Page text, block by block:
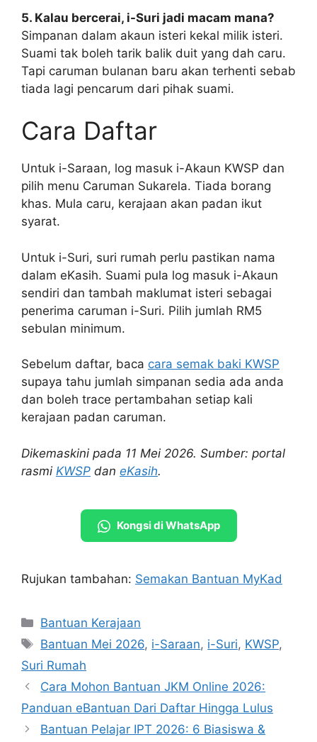
5. Kalau bercerai, i-Suri jadi macam mana?
Simpanan dalam akaun isteri kekal milik isteri.
Suami tak boleh tarik balik duit yang dah caru.
Tapi caruman bulanan baru akan terhenti sebab
tiada lagi pencarum dari pihak suami.
Cara Daftar
Untuk i-Saraan, log masuk i-Akaun KWSP dan
pilih menu Caruman Sukarela. Tiada borang
khas. Mula caru, kerajaan akan padan ikut
syarat.
Untuk i-Suri, suri rumah perlu pastikan nama
dalam eKasih. Suami pula log masuk i-Akaun
sendiri dan tambah maklumat isteri sebagai
penerima caruman i-Suri. Pilih jumlah RM5
sebulan minimum.
Sebelum daftar, baca cara semak baki KWSP
supaya tahu jumlah simpanan sedia ada anda
dan boleh trace pertambahan setiap kali
kerajaan padan caruman.
Dikemaskini pada 11 Mei 2026. Sumber: portal
rasmi KWSP dan eKasih.
Kongsi di WhatsApp
Rujukan tambahan: Semakan Bantuan MyKad
Categories
Bantuan Kerajaan
Tags
Bantuan Mei 2026, i-Saraan, i-Suri, KWSP,
Suri Rumah
Cara Mohon Bantuan JKM Online 2026:
Panduan eBantuan Dari Daftar Hingga Lulus
Bantuan Pelajar IPT 2026: 6 Biasiswa &